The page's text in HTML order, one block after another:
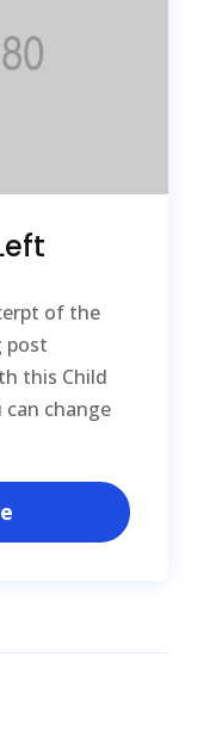
of the
post
this Child
can change